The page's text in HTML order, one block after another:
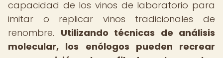
capacidad de los vinos de laboratorio para
imitar o replicar vinos tradicionales de
renombre. Utilizando técnicas de análisis
molecular, los enólogos pueden recrear